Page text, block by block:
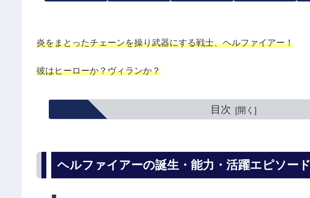
炎をまとったチェーンを操り武器にする戦士、ヘルファイアー！
彼はヒーローか？ヴィランか？
目次
ヘルファイアーの誕生・能力・活躍エピソード